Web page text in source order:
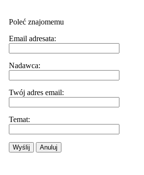
Poleć znajomemu
Email adresata:
Nadawca:
Twój adres email:
Temat:
Wyślij Anuluj